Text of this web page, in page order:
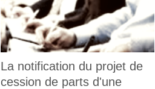
La notification du projet de
cession de parts d'une